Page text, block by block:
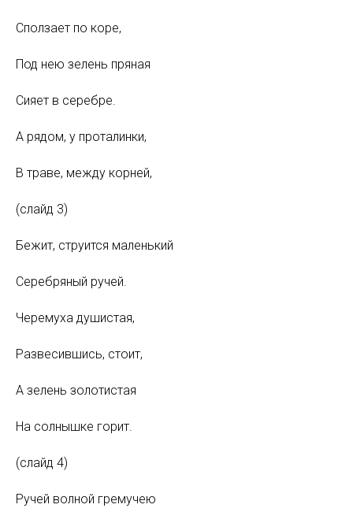
Сползает по коре,
Под нею зелень пряная
Сияет в серебре.
А рядом, у проталинки,
В траве, между корней,
(слайд 3)
Бежит, струится маленький
Серебряный ручей.
Черемуха душистая,
Развесившись, стоит,
А зелень золотистая
На солнышке горит.
(слайд 4)
Ручей волной гремучею